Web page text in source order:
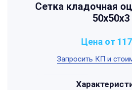
Сетка кладочная
50х50х3
Запросить КП и
Цена от